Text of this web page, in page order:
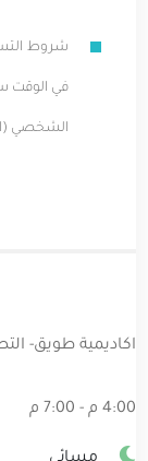
الشخصي (اللابتوب) 3-
اكاديمية طويق-
4:00 م - 7:00 م